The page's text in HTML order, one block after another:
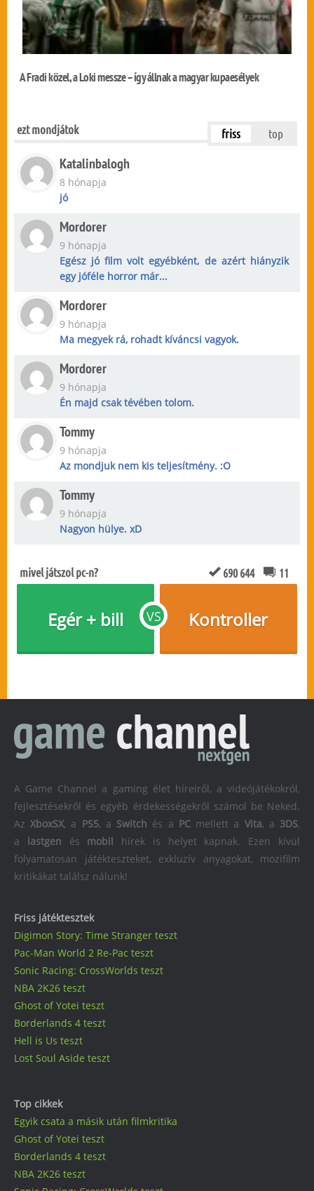
A Fradi közel, a Loki messze – így állnak a magyar kupaesélyek
ezt mondjátok friss top
Katalinbalogh
8 hónapja
jó
Mordorer
9 hónapja
Egész jó film volt egyébként, de azért hiányzik
egy jóféle horror már...
Mordorer
9 hónapja
Ma megyek rá, rohadt kíváncsi vagyok.
Mordorer
9 hónapja
Én majd csak tévében tolom.
Tommy
9 hónapja
Az mondjuk nem kis teljesítmény. :O
Tommy
9 hónapja
Nagyon hülye. xD
mivel játszol pc-n? 690 644 11
VS
Egér + bill Kontroller
Friss játéktesztek
Digimon Story: Time Stranger teszt
Pac-Man World 2 Re-Pac teszt
Sonic Racing: CrossWorlds teszt
NBA 2K26 teszt
Ghost of Yotei teszt
Borderlands 4 teszt
Hell is Us teszt
Lost Soul Aside teszt
Top cikkek
Egyik csata a másik után filmkritika
Ghost of Yotei teszt
Borderlands 4 teszt
NBA 2K26 teszt
A Game Channel a gaming élet híreiről, a videójátékokról,
fejlesztésekről és egyéb érdekességekről számol be Neked.
AzXboxSX, a PS5, a Switch és a PCmellett a Vita, a 3DS,
a lastgen és mobil hírek is helyet kapnak. Ezen kívül
folyamatosan játékteszteket, exkluzív anyagokat, mozifilm
kritikákat találsz nálunk!